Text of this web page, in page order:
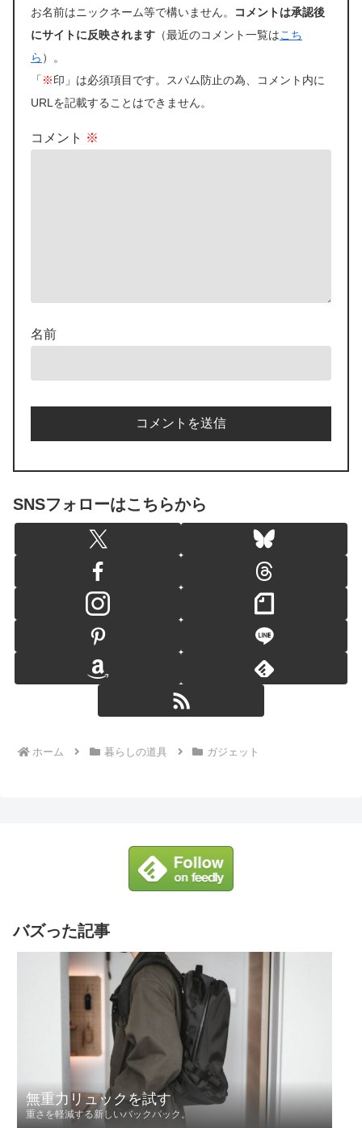
お名前はニックネーム等で構いません。
コメントは承認後
にサイトに反映されます （最近のコメント一覧はこち
ら ）。
「 ※印」は必須項目です。スパム防止の為、コメント内に
URLを記載することはできません。
コメント ※
名前
SNSフォローはこちらから
ホーム 暮らしの道具 ガジェット
バズった記事
無重力リュックを試す
重さを軽減する新しいバックパック。